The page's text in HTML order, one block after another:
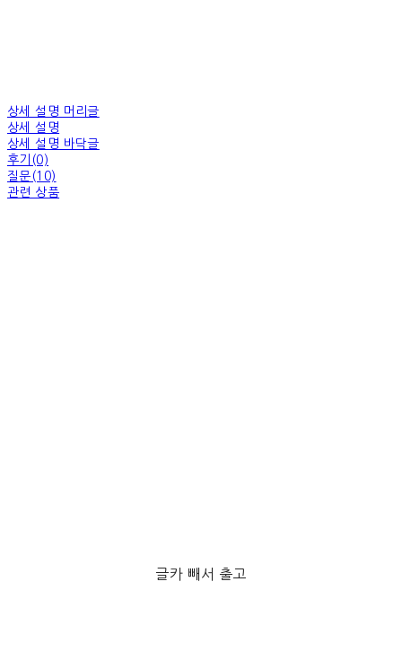
상세 설명 머리글
상세 설명
상세 설명 바닥글
후기(0)
질문(10)
관련 상품
글카 빼서 출고